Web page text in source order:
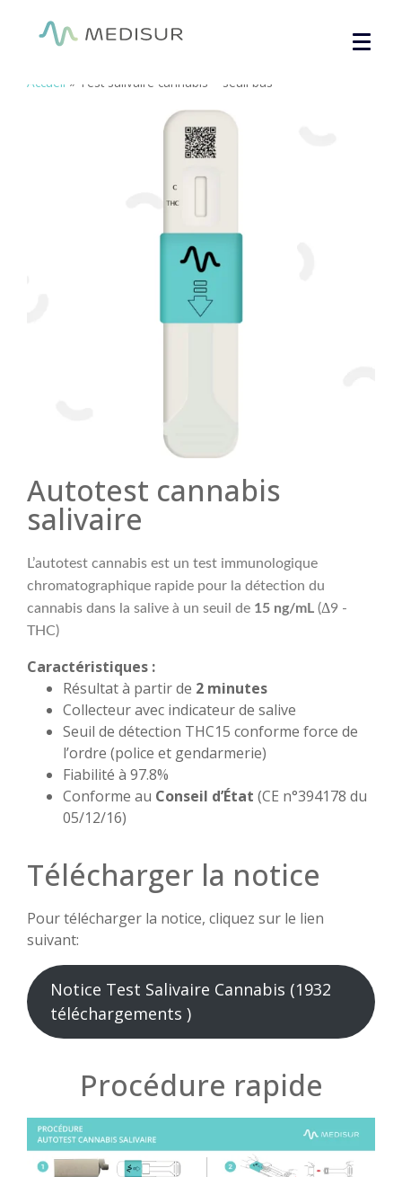
Accueil » Test salivaire cannabis – seuil bas
Autotest cannabis
salivaire
L’autotest cannabis est un test immunologique
chromatographique rapide pour la détection du
cannabis dans la salive à un seuil de 15 ng/mL (Δ9 -
THC)
Caractéristiques :
Résultat à partir de 2 minutes
Collecteur avec indicateur de salive
Seuil de détection THC15 conforme force de
l’ordre (police et gendarmerie)
Fiabilité à 97.8%
Conforme au Conseil d’État (CE n°394178 du
05/12/16)
Télécharger la notice
Pour télécharger la notice, cliquez sur le lien
suivant:
Notice Test Salivaire Cannabis (1932
téléchargements )
Procédure rapide